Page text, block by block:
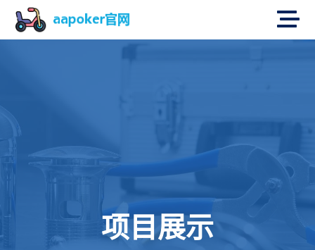
项目展示